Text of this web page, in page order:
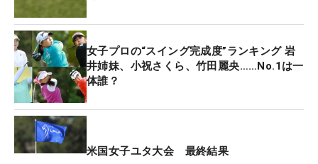
女子プロの“スイング完成度”ランキング 岩
井姉妹、小祝さくら、竹田麗央……No.1は一
体誰？
米国女子ユタ大会 最終結果